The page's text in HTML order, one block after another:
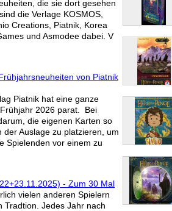
die sie dort gesehen
die Verlage KOSMOS,
Creations, Piatnik, Korea
und Asmodee dabei. V
von Piatnik
Piatnik hat eine ganze
2026 parat. Bei
die eigenen Karten so
der Auslage zu platzieren, um
Spielenden vor einem zu
- Zum 30 Mal
vielen anderen Spielern
Tradtion. Jedes Jahr nach